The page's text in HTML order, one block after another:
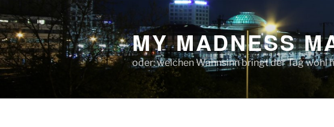
Inhalt
springen
MY MADNESS
oder: welchen Wahnsinn bringt der Tag wohl